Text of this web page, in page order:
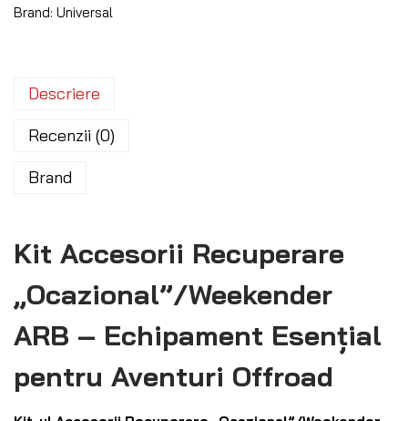
Brand: Universal
Descriere
Recenzii (0)
Brand
Kit Accesorii Recuperare
„Ocazional”/Weekender
ARB – Echipament Esențial
pentru Aventuri Offroad